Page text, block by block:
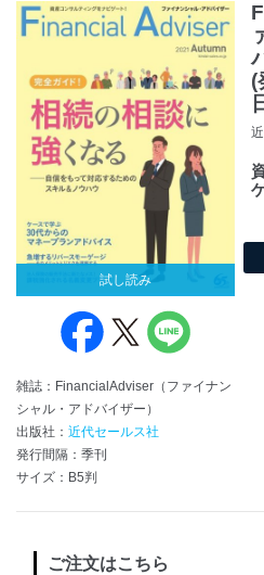
試し読み
雑誌：FinancialAdviser（ファイナン
シャル・アドバイザー）
出版社： 近代セールス社
発行間隔：季刊
サイズ：B5判
(
ご注文はこちら